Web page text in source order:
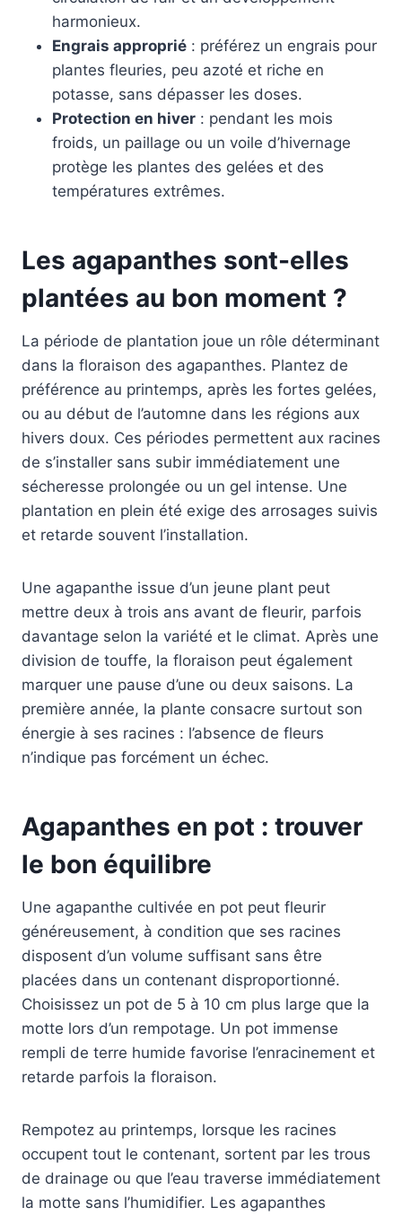
harmonieux.
Engrais approprié : préférez un engrais pour
plantes fleuries, peu azoté et riche en
potasse, sans dépasser les doses.
Protection en hiver : pendant les mois
froids, un paillage ou un voile d’hivernage
protège les plantes des gelées et des
températures extrêmes.
Les agapanthes sont-elles
plantées au bon moment ?
La période de plantation joue un rôle déterminant
dans la floraison des agapanthes. Plantez de
préférence au printemps, après les fortes gelées,
ou au début de l’automne dans les régions aux
hivers doux. Ces périodes permettent aux racines
de s’installer sans subir immédiatement une
sécheresse prolongée ou un gel intense. Une
plantation en plein été exige des arrosages suivis
et retarde souvent l’installation.
Une agapanthe issue d’un jeune plant peut
mettre deux à trois ans avant de fleurir, parfois
davantage selon la variété et le climat. Après une
division de touffe, la floraison peut également
marquer une pause d’une ou deux saisons. La
première année, la plante consacre surtout son
énergie à ses racines : l’absence de fleurs
n’indique pas forcément un échec.
Agapanthes en pot : trouver
le bon équilibre
Une agapanthe cultivée en pot peut fleurir
généreusement, à condition que ses racines
disposent d’un volume suffisant sans être
placées dans un contenant disproportionné.
Choisissez un pot de 5 à 10 cm plus large que la
motte lors d’un rempotage. Un pot immense
rempli de terre humide favorise l’enracinement et
retarde parfois la floraison.
Rempotez au printemps, lorsque les racines
occupent tout le contenant, sortent par les trous
de drainage ou que l’eau traverse immédiatement
la motte sans l’humidifier. Les agapanthes